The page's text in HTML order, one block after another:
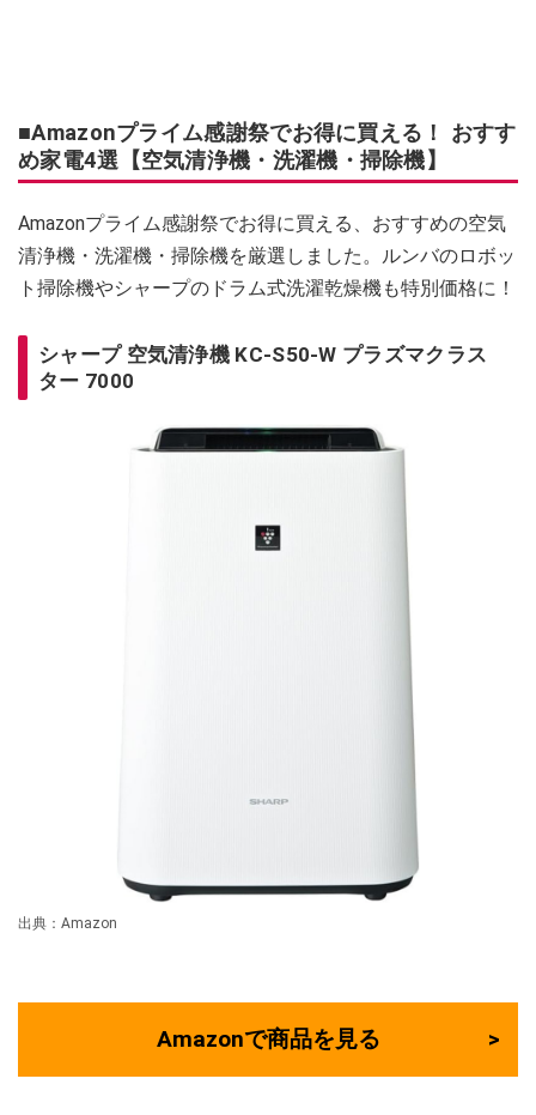
■Amazonプライム感謝祭でお得に買える！ おすす
め家電4選【空気清浄機・洗濯機・掃除機】
Amazonプライム感謝祭でお得に買える、おすすめの空気
清浄機・洗濯機・掃除機を厳選しました。ルンバのロボッ
ト掃除機やシャープのドラム式洗濯乾燥機も特別価格に！
シャープ 空気清浄機 KC-S50-W プラズマクラス
ター 7000
出典：Amazon
Amazonで商品を見る